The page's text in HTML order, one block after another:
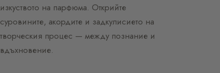
изкуството на парфюма. Открийте
суровините, акордите и задкулисието на
творческия процес — между познание и
вдъхновение.